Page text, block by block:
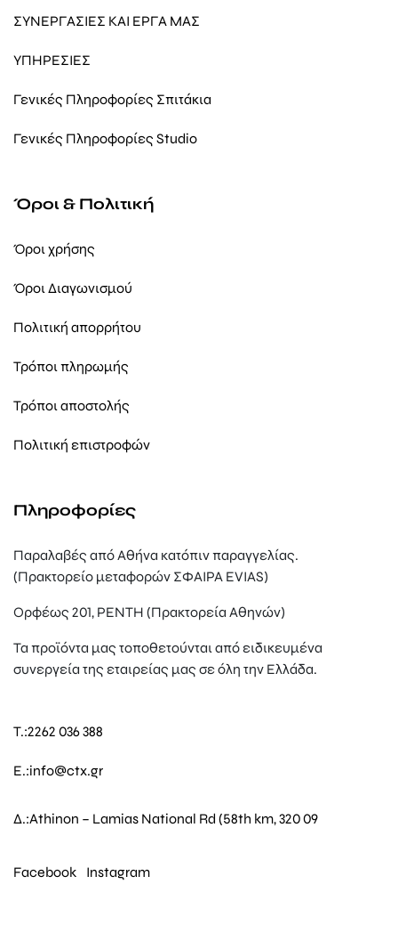
ΣΥΝΕΡΓΑΣΙΕΣ ΚΑΙ ΕΡΓΑ ΜΑΣ
ΥΠΗΡΕΣΙΕΣ
Γενικές Πληροφορίες Σπιτάκια
Γενικές Πληροφορίες Studio
Όροι & Πολιτική
Όροι χρήσης
Όροι Διαγωνισμού
Πολιτική απορρήτου
Τρόποι πληρωμής
Τρόποι αποστολής
Πολιτική επιστροφών
Πληροφορίες
Παραλαβές από Αθήνα κατόπιν παραγγελίας.
(Πρακτορείο μεταφορών ΣΦΑΙΡΑ EVIAS)
Ορφέως 201, ΡΕΝΤΗ (Πρακτορεία Αθηνών)
Τα προϊόντα μας τοποθετούνται από ειδικευμένα
συνεργεία της εταιρείας μας σε όλη την Ελλάδα.
T.:2262 036 388
E.:info@ctx.gr
Δ.:Athinon – Lamias National Rd (58th km, 320 09
Facebook Instagram